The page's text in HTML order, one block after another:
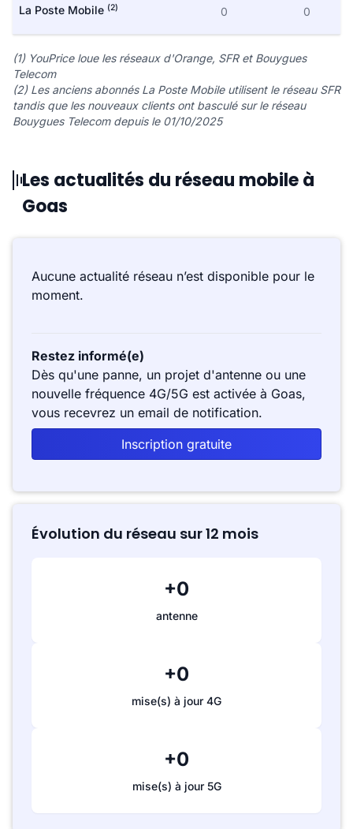
La Poste Mobile (2) 0 0
(1) YouPrice loue les réseaux d'Orange, SFR et Bouygues
Telecom
(2) Les anciens abonnés La Poste Mobile utilisent le réseau SFR
tandis que les nouveaux clients ont basculé sur le réseau
Bouygues Telecom depuis le 01/10/2025
Les actualités du réseau mobile à
Goas
Aucune actualité réseau n’est disponible pour le
moment.
Restez informé(e)
Dès qu'une panne, un projet d'antenne ou une
nouvelle fréquence 4G/5G est activée à Goas,
vous recevrez un email de notification.
Inscription gratuite
Évolution du réseau sur 12 mois
+0
antenne
+0
mise(s) à jour 4G
+0
mise(s) à jour 5G